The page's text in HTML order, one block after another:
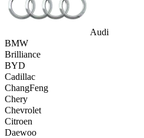
Audi
BMW
Brilliance
BYD
Cadillac
ChangFeng
Chery
Chevrolet
Citroen
Daewoo